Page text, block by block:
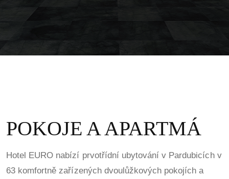
POKOJE A APARTMÁ
Hotel EURO nabízí prvotřídní ubytování v Pardubicích v
63 komfortně zařízených dvoulůžkových pokojích a